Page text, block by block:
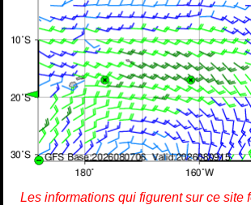
Les informations qui figurent sur ce site